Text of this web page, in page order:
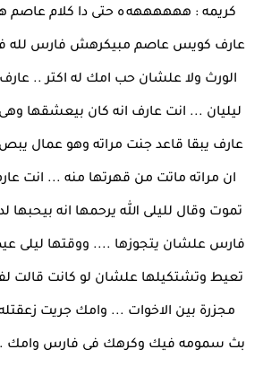
كريمه : هههههههه حتى دا كلام عاصم
عارف كويس عاصم مبيكرهش فارس لله فى
الورث ولا علشان حب امك له اكتر ..
ليليان ... انت عارف انه كان بيعشقها
عارف يبقا قاعد جنت مراته وهو عمال
ان مراته ماتت من قهرتها منه ... انت
تموت وقال لليلى الله يرحمها انه بيحبها
فارس علشان يتجوزها .... ووقتها ليلى
تعيط وتشتكيلها علشان لو كانت قالت
مجزرة بين الاخوات ... وامك جريت
بث سمومه فيك وكرهك فى فارس وامك .....